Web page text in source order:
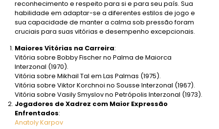
reconhecimento e respeito para si e para seu país. Sua
habilidade em adaptar-se a diferentes estilos de jogo e
sua capacidade de manter a calma sob pressão foram
cruciais para suas vitórias e desempenho excepcionais.
Maiores Vitórias na Carreira:
Vitória sobre Bobby Fischer no Palma de Maiorca
Interzonal (1970).
Vitória sobre Mikhail Tal em Las Palmas (1975).
Vitória sobre Viktor Korchnoi no Sousse Interzonal (1967).
Vitória sobre Vasily Smyslov no Petrópolis Interzonal (1973).
Jogadores de Xadrez com Maior Expressão
Enfrentados:
Anatoly Karpov